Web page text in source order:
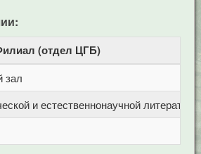
(отдел ЦГБ)
зал
и естественнонаучной литерат